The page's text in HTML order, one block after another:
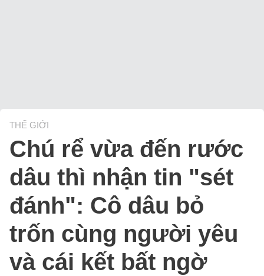
THẾ GIỚI
Chú rể vừa đến rước
dâu thì nhận tin "sét
đánh": Cô dâu bỏ
trốn cùng người yêu
và cái kết bất ngờ